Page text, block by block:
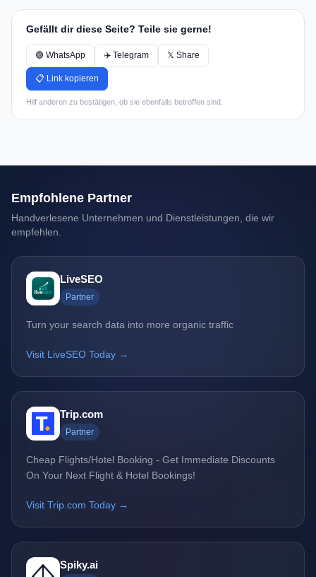
Gefällt dir diese Seite? Teile sie gerne!
🟢 WhatsApp ✈️ Telegram 𝕏 Share
📋 Link kopieren
Hilf anderen zu bestätigen, ob sie ebenfalls betroffen sind.
Empfohlene Partner
Handverlesene Unternehmen und Dienstleistungen, die wir
empfehlen.
LiveSEO
Partner
Turn your search data into more organic traffic
Visit LiveSEO Today →
Trip.com
Partner
Cheap Flights/Hotel Booking - Get Immediate Discounts
On Your Next Flight & Hotel Bookings!
Visit Trip.com Today →
Spiky.ai